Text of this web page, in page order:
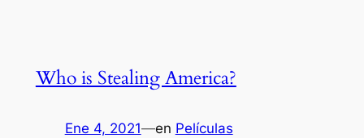
Who is Stealing America?
Ene 4, 2021—en Películas